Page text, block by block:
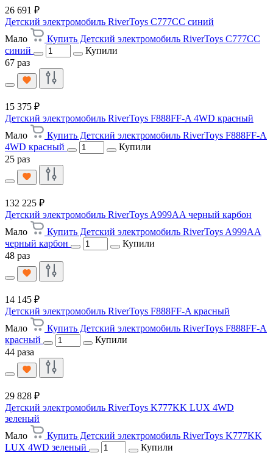
26 691 ₽
Детский электромобиль RiverToys C777CC синий
Мало
Купить Детский электромобиль RiverToys C777CC
синий
Купили
67 раз
15 375 ₽
Детский электромобиль RiverToys F888FF-A 4WD красный
Мало
Купить Детский электромобиль RiverToys F888FF-A
4WD красный
Купили
25 раз
132 225 ₽
Детский электромобиль RiverToys A999AA черный карбон
Мало
Купить Детский электромобиль RiverToys A999AA
черный карбон
Купили
48 раз
14 145 ₽
Детский электромобиль RiverToys F888FF-A красный
Мало
Купить Детский электромобиль RiverToys F888FF-A
красный
Купили
44 раза
29 828 ₽
Детский электромобиль RiverToys K777KK LUX 4WD
зеленый
Мало
Купить Детский электромобиль RiverToys K777KK
LUX 4WD зеленый
Купили